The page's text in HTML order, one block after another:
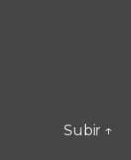
Subir ↑